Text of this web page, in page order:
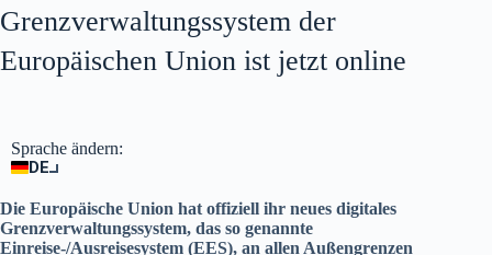
Grenzverwaltungssystem der
Europäischen Union ist jetzt online
Sprache ändern:
DE
Die Europäische Union hat offiziell ihr neues digitales
Grenzverwaltungssystem, das so genannte
Einreise-/Ausreisesystem (EES), an allen Außengrenzen